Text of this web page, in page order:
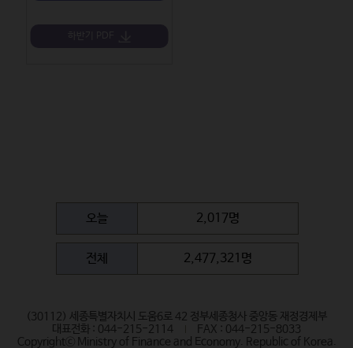
오늘 2,017명
전체 2,477,321명
(30112) 세종특별자치시 도움6로 42 정부세종청사 중앙동 재정경제부
대표전화 : 044-215-2114
FAX : 044-215-8033
Copyrightⓒ Ministry of Finance and Economy. Republic of Korea.